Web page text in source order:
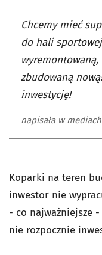
Chcemy mieć
do hali
zbudowaną
inwestycję!
napisała w
Koparki na teren
inwestor nie
- co najważniejsze
nie rozpocznie